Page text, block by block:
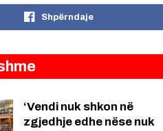
Shpërndaje
‘Vendi nuk shkon në
zgjedhje edhe nëse nuk